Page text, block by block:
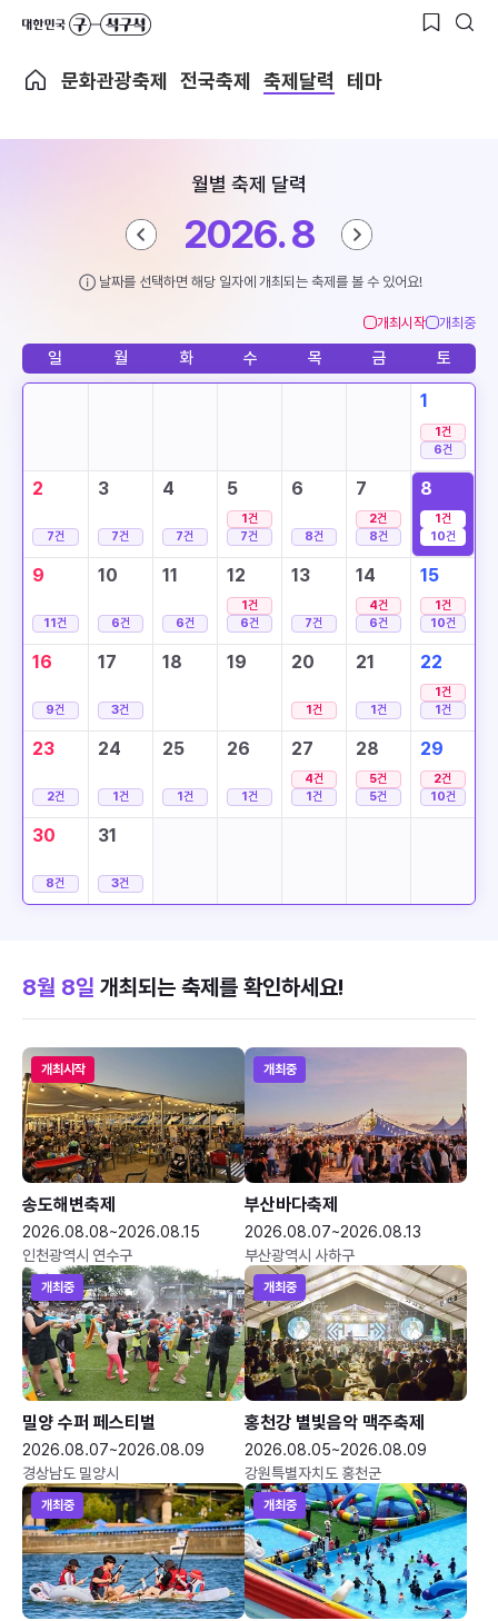
문화관광축제 전국축제 축제달력 테마
월별 축제 달력
2026. 8
날짜를 선택하면 해당 일자에 개최되는 축제를 볼 수 있어요!
개최시작 개최중
일 월 화 수 목 금 토
1
1건
6건
2
7건
3
7건
4
7건
5
1건
7건
6
8건
7
2건
8건
8
1건
10건
9
11건
10
6건
11
6건
12
1건
6건
13
7건
14
4건
6건
15
1건
10건
16
9건
17
3건
18 19 20
1건
21
1건
22
1건
1건
23
2건
24
1건
25
1건
26
1건
27
4건
1건
28
5건
5건
29
2건
10건
30
8건
31
3건
8월 8일 개최되는 축제를 확인하세요!
개최시작
송도해변축제
2026.08.08~2026.08.15
인천광역시 연수구
개최중
부산바다축제
2026.08.07~2026.08.13
부산광역시 사하구
개최중
밀양 수퍼 페스티벌
2026.08.07~2026.08.09
경상남도 밀양시
개최중
홍천강 별빛음악 맥주축제
2026.08.05~2026.08.09
강원특별자치도 홍천군
개최중 개최중